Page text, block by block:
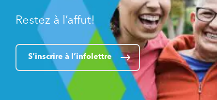
Restez à l’affut!
S’inscrire à l’infolettre